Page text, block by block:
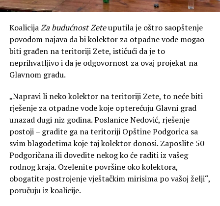
KoalicijaZa budućnost Zeteuputila je oštro saopštenje
povodom najava da bi kolektor za otpadne vode mogao
biti građen na teritoriji Zete, ističući da je to
neprihvatljivo i da je odgovornost za ovaj projekat na
Glavnom gradu.
„Napravi li neko kolektor na teritoriji Zete, to neće biti
rješenje za otpadne vode koje opterećuju Glavni grad
unazad dugi niz godina. Poslanice Nedović, rješenje
postoji – gradite ga na teritoriji Opštine Podgorica sa
svim blagodetima koje taj kolektor donosi. Zaposlite 50
Podgoričana ili dovedite nekog ko će raditi iz vašeg
rodnog kraja. Ozelenite površine oko kolektora,
obogatite postrojenje vještačkim mirisima po vašoj želji“,
poručuju iz koalicije.